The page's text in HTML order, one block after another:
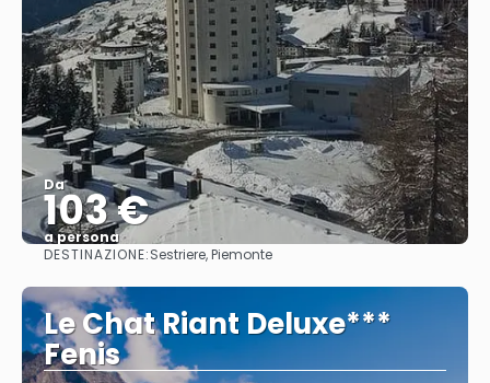
Da
103 €
a persona
Vedere
DESTINAZIONE:Sestriere, Piemonte
Le Chat Riant Deluxe***
Fenis